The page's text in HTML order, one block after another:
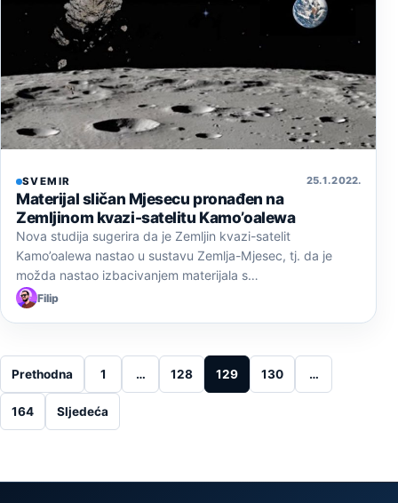
SVEMIR 25. 1. 2022.
Materijal sličan Mjesecu pronađen na
Zemljinom kvazi-satelitu Kamo’oalewa
Nova studija sugerira da je Zemljin kvazi-satelit
Kamo’oalewa nastao u sustavu Zemlja-Mjesec, tj. da je
možda nastao izbacivanjem materijala s…
Filip
Posts pagination
Prethodna 1 … 128 129 130 …
164 Sljedeća